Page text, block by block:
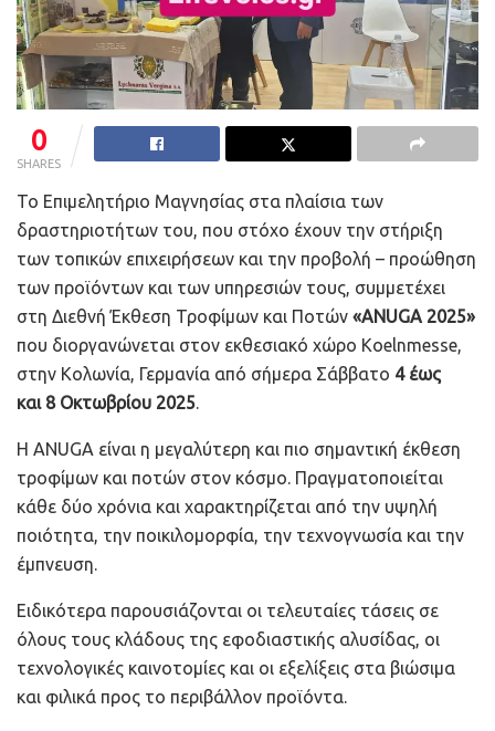
0
SHARES
Το Επιμελητήριο Μαγνησίας στα πλαίσια των
δραστηριοτήτων του, που στόχο έχουν την στήριξη
των τοπικών επιχειρήσεων και την προβολή – προώθηση
των προϊόντων και των υπηρεσιών τους, συμμετέχει
στη Διεθνή Έκθεση Τροφίμων και Ποτών «ANUGA 2025»
που διοργανώνεται στον εκθεσιακό χώρο Koelnmesse,
στην Κολωνία, Γερμανία από σήμερα Σάββατο 4 έως
και 8 Οκτωβρίου 2025.
Η ANUGA είναι η μεγαλύτερη και πιο σημαντική έκθεση
τροφίμων και ποτών στον κόσμο. Πραγματοποιείται
κάθε δύο χρόνια και χαρακτηρίζεται από την υψηλή
ποιότητα, την ποικιλομορφία, την τεχνογνωσία και την
έμπνευση.
Ειδικότερα παρουσιάζονται οι τελευταίες τάσεις σε
όλους τους κλάδους της εφοδιαστικής αλυσίδας, οι
τεχνολογικές καινοτομίες και οι εξελίξεις στα βιώσιμα
και φιλικά προς το περιβάλλον προϊόντα.